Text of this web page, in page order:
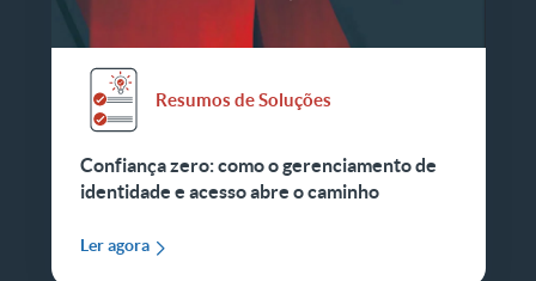
Resumos de Soluções
Confiança zero: como o gerenciamento de
identidade e acesso abre o caminho
Ler agora